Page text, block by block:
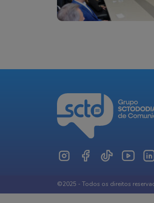
©2025 - Todos os direitos